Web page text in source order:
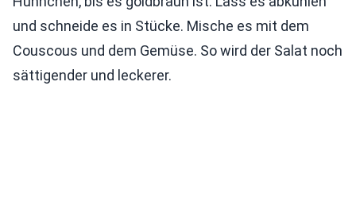
und schneide es in Stücke. Mische es mit dem
Couscous und dem Gemüse. So wird der Salat noch
sättigender und leckerer.